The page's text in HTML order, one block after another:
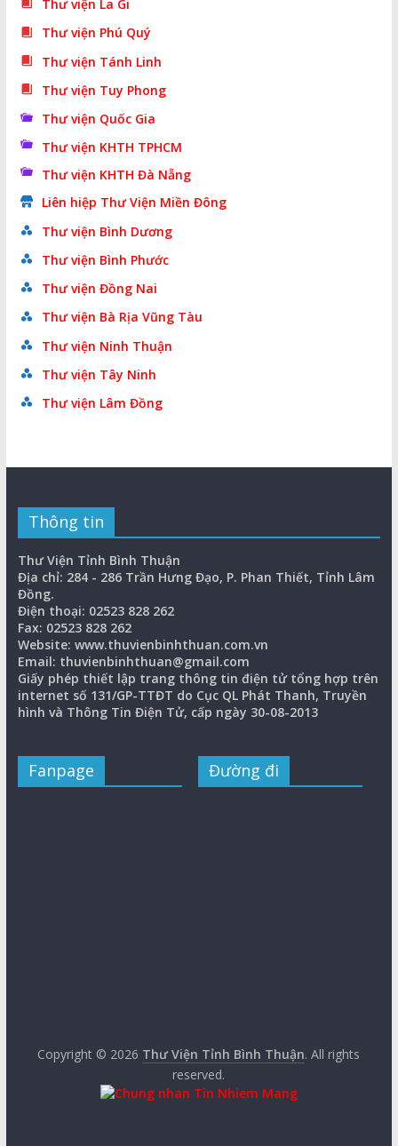
Thư viện La Gi
Thư viện Phú Quý
Thư viện Tánh Linh
Thư viện Tuy Phong
Thư viện Quốc Gia
Thư viện KHTH TPHCM
Thư viện KHTH Đà Nẵng
Liên hiệp Thư Viện Miền Đông
Thư viện Bình Dương
Thư viện Bình Phước
Thư viện Đồng Nai
Thư viện Bà Rịa Vũng Tàu
Thư viện Ninh Thuận
Thư viện Tây Ninh
Thư viện Lâm Đồng
Thông tin
Thư Viện Tỉnh Bình Thuận
Địa chỉ: 284 - 286 Trần Hưng Đạo, P. Phan Thiết, Tỉnh Lâm
Đồng.
Điện thoại: 02523 828 262
Fax: 02523 828 262
Website: www.thuvienbinhthuan.com.vn
Email: thuvienbinhthuan@gmail.com
Giấy phép thiết lập trang thông tin điện tử tổng hợp trên
internet số 131/GP-TTĐT do Cục QL Phát Thanh, Truyền
hình và Thông Tin Điện Tử, cấp ngày 30-08-2013
Fanpage Đường đi
Copyright © 2026 Thư Viện Tỉnh Bình Thuận. All rights
reserved.